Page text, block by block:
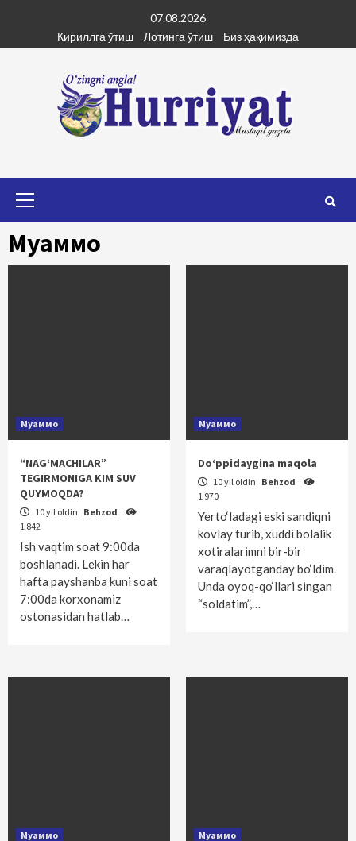
content
07.08.2026
Кириллга ўтиш
Лотинга ўтиш Биз ҳақимизда
Муаммо
Муаммо
“NAG‘MACHILAR”
TEGIRMONIGA KIM SUV
QUYMOQDA?
10 yil oldin Behzod
1 842
Ish vaqtim soat 9:00da
boshlanadi. Lekin har
hafta payshanba kuni soat
7:00da korxonamiz
ostonasidan hatlab…
Муаммо
Do‘ppidaygina maqola
10 yil oldin Behzod
1 970
Yerto‘ladagi eski sandiqni
kovlay turib, xuddi bolalik
xotiralarimni bir-bir
varaqlayotganday bo‘ldim.
Unda oyoq-qo‘llari singan
“soldatim”,…
Муаммо Муаммо